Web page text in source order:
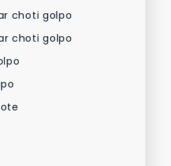
choti golpo
choti golpo